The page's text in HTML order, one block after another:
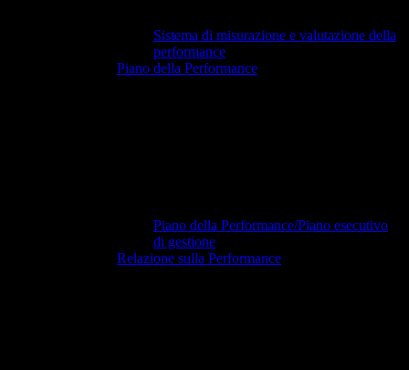
Sistema di misurazione e valutazione della
performance
Piano della Performance
Piano della Performance/Piano esecutivo
di gestione
Relazione sulla Performance